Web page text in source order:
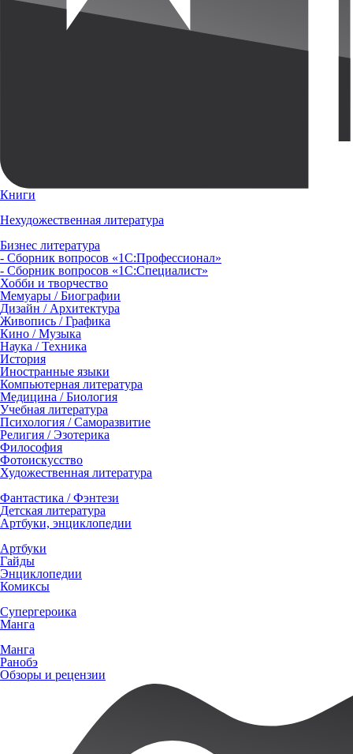
Книги
Нехудожественная литература
Бизнес литература
- Сборник вопросов «1С:Профессионал»
- Сборник вопросов «1С:Специалист»
Хобби и творчество
Мемуары / Биографии
Дизайн / Архитектура
Живопись / Графика
Кино / Музыка
Наука / Техника
История
Иностранные языки
Компьютерная литература
Медицина / Биология
Учебная литература
Психология / Саморазвитие
Религия / Эзотерика
Философия
Фотоискусство
Художественная литература
Фантастика / Фэнтези
Детская литература
Артбуки, энциклопедии
Артбуки
Гайды
Энциклопедии
Комиксы
Супергероика
Манга
Манга
Ранобэ
Обзоры и рецензии